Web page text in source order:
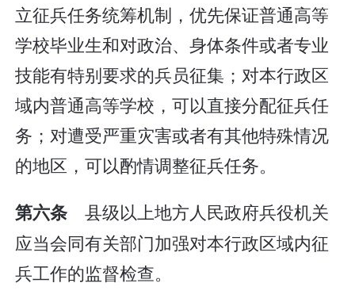
立征兵任务统筹机制，优先保证普通高等
学校毕业生和对政治、身体条件或者专业
技能有特别要求的兵员征集；对本行政区
域内普通高等学校，可以直接分配征兵任
务；对遭受严重灾害或者有其他特殊情况
的地区，可以酌情调整征兵任务。
第六条 县级以上地方人民政府兵役机关
应当会同有关部门加强对本行政区域内征
兵工作的监督检查。